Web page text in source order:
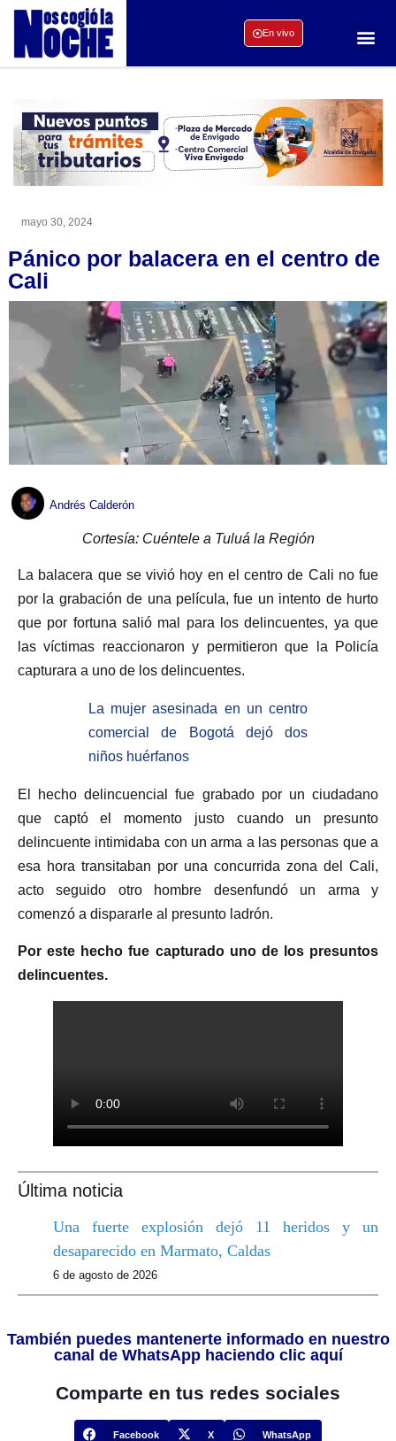
En vivo
mayo 30, 2024
Pánico por balacera en el centro de
Cali
Andrés Calderón
Cortesía: Cuéntele a Tuluá la Región
La balacera que se vivió hoy en el centro de Cali no fue
por la grabación de una película, fue un intento de hurto
que por fortuna salió mal para los delincuentes, ya que
las víctimas reaccionaron y permitieron que la Policía
capturara a uno de los delincuentes.
La mujer asesinada en un centro
comercial de Bogotá dejó dos
niños huérfanos
El hecho delincuencial fue grabado por un ciudadano
que captó el momento justo cuando un presunto
delincuente intimidaba con un arma a las personas que a
esa hora transitaban por una concurrida zona del Cali,
acto seguido otro hombre desenfundó un arma y
comenzó a dispararle al presunto ladrón.
Por este hecho fue capturado uno de los presuntos
delincuentes.
Última noticia
Una fuerte explosión dejó 11 heridos y un
desaparecido en Marmato, Caldas
6 de agosto de 2026
También puedes mantenerte informado en nuestro
canal de WhatsApp haciendo clic aquí
Comparte en tus redes sociales
Facebook X WhatsApp